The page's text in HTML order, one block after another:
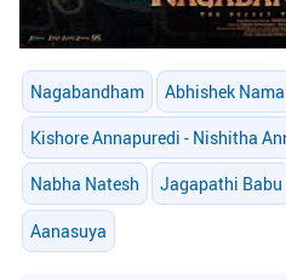
Nagabandham Abhishek Nama
Kishore Annapuredi - Nishitha
Nabha Natesh Jagapathi Babu
Aanasuya